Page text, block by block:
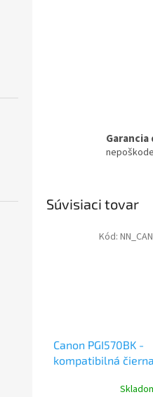
Súvisiaci tovar
Canon PGI570BK -
kompatibilná čierna
Kód: